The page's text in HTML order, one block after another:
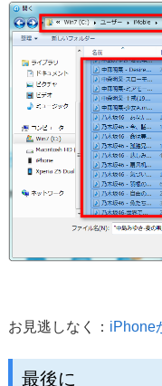
お見逃しなく： iPhone
最後に